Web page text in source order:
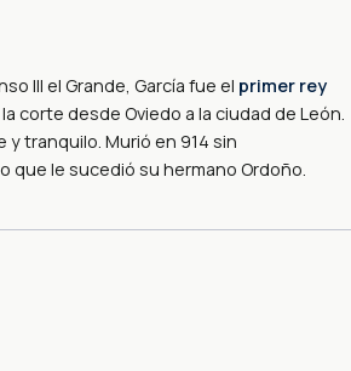
III el Grande, García fue el primer rey
corte desde Oviedo a la ciudad de León.
y tranquilo. Murió en 914 sin
que le sucedió su hermano Ordoño.